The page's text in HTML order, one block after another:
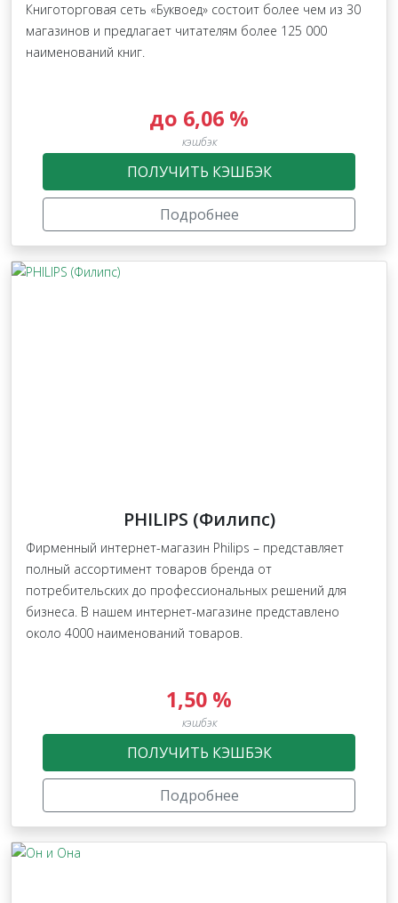
Книготорговая сеть «Буквоед» состоит более чем из 30
магазинов и предлагает читателям более 125 000
наименований книг.
до 6,06 %
кэшбэк
ПОЛУЧИТЬ КЭШБЭК
Подробнее
PHILIPS (Филипс)
Фирменный интернет-магазин Philips – представляет
полный ассортимент товаров бренда от
потребительских до профессиональных решений для
бизнеса. В нашем интернет-магазине представлено
около 4000 наименований товаров.
1,50 %
кэшбэк
ПОЛУЧИТЬ КЭШБЭК
Подробнее